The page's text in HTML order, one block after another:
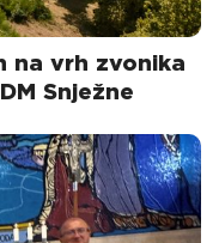
na vrh zvonika
Snježne